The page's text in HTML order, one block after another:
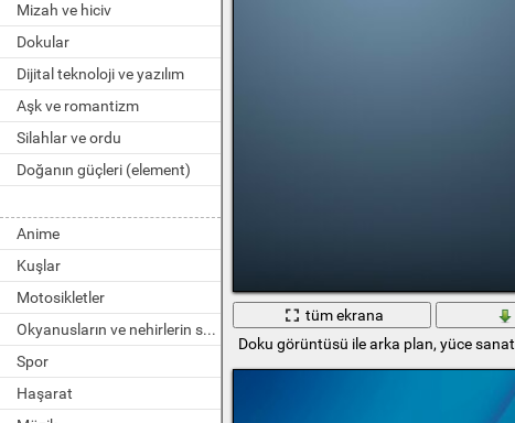
Mizah ve hiciv
Dokular
Dijital teknoloji ve yazılım
Aşk ve romantizm
Silahlar ve ordu
Doğanın güçleri (element)
Anime
Kuşlar
Motosikletler
Okyanusların ve nehirlerin sakinleri
Spor
Haşarat
tüm ekrana
Doku görüntüsü ile arka plan, yüce sanat